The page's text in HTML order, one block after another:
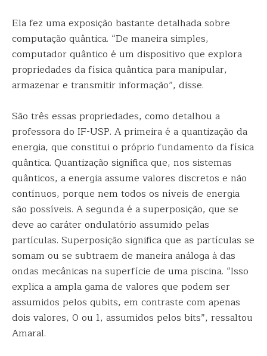
Ela fez uma exposição bastante detalhada sobre
computação quântica. “De maneira simples,
computador quântico é um dispositivo que explora
propriedades da física quântica para manipular,
armazenar e transmitir informação”, disse.
São três essas propriedades, como detalhou a
professora do IF-USP. A primeira é a quantização da
energia, que constitui o próprio fundamento da física
quântica. Quantização significa que, nos sistemas
quânticos, a energia assume valores discretos e não
contínuos, porque nem todos os níveis de energia
são possíveis. A segunda é a superposição, que se
deve ao caráter ondulatório assumido pelas
partículas. Superposição significa que as partículas se
somam ou se subtraem de maneira análoga à das
ondas mecânicas na superfície de uma piscina. “Isso
explica a ampla gama de valores que podem ser
assumidos pelos qubits, em contraste com apenas
dois valores, 0 ou 1, assumidos pelos bits”, ressaltou
Amaral.